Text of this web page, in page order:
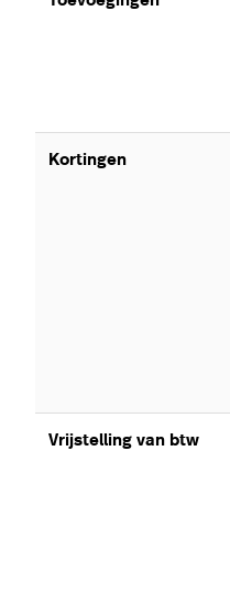
Kortingen
Vrijstelling van btw